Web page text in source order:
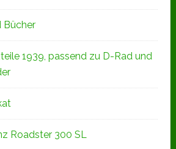
Bücher
1939, passend zu D-Rad und
Roadster 300 SL